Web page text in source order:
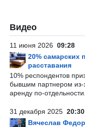
Видео
11 июня 2026 09:28
20% самарских
расставания
10% респондентов
бывшим партнером из-
аренду по-отдельности.
31 декабря 2025 20:30
Вячеслав